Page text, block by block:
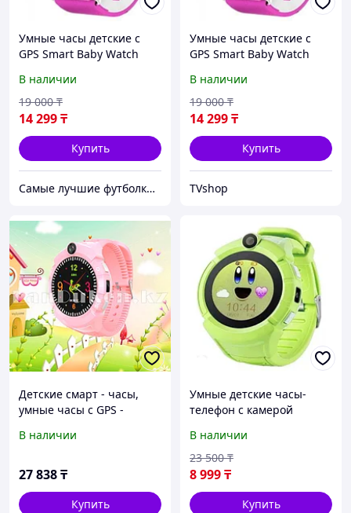
Умные часы детские с
GPS Smart Baby Watch
В наличии
14 299₸
19 000 ₸
Купить
Самые лучшие футболки на планете продаются тут.
Умные часы детские с
GPS Smart Baby Watch
В наличии
14 299₸
19 000 ₸
Купить
TVshop
Детские смарт - часы,
умные часы с GPS -
Watch с камерой
В наличии
27 838₸
Купить
Умные детские часы-
телефон с камерой
c GPS-приемником
(Зеленый)
В наличии
8 999₸
23 500 ₸
Купить